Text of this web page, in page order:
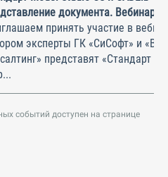
документа. Вебинар
принять участие в
эксперты ГК «СиСофт» и
представят «Стандарт
событий доступен на странице